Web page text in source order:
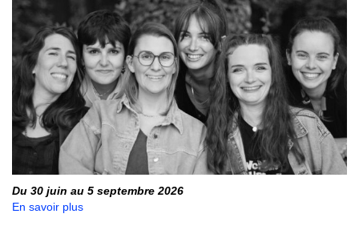
Du 30 juin au 5 septembre 2026
En savoir plus